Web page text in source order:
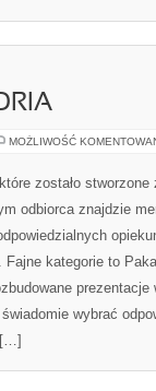
MOŻLIWOŚĆ
zostało
odbiorca znajdzie
Fajne kategorie to
prezentacje
wybrać
[…]